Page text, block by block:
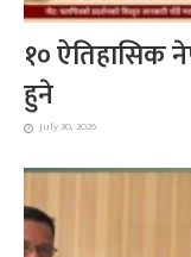
१० ऐतिहासिक
हुने
July 30, 2026